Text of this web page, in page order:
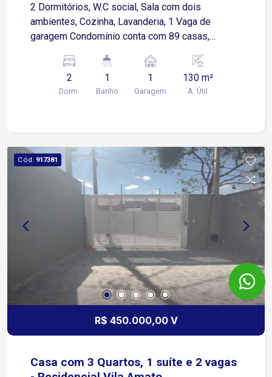
2 Dormitórios, W.C social, Sala com dois
ambientes, Cozinha, Lavanderia, 1 Vaga de
garagem Condomínio conta com 89 casas,
de lazer com playground, mini campo,.
Localização: Ótima localização, próximo a
escolas, supermercados. 5 minutos da Padaria
2
Dorm.
1
Banho
1
Garagem
130 m²
A. Útil
Cód. 917381
R$ 450.000,00 V
Casa com 3 Quartos, 1 suíte e 2 vagas